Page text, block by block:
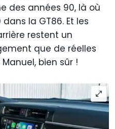
des années 90, là où
la GT86. Et les
restent un
que de réelles
bien sûr !